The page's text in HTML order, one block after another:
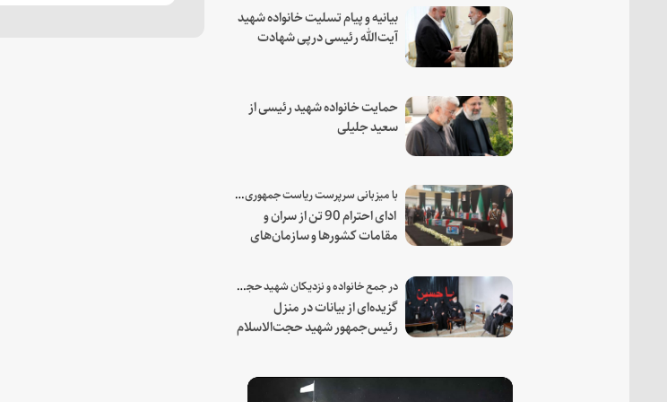
بیانیه و پیام تسلیت خانواده شهید
آیت‌الله رئیسی درپی شهادت
حمایت خانواده شهید رئیسی از
سعید جلیلی
با میزبانی سرپرست ریاست جمهوری صورت گرفت؛
ادای احترام 90 تن از سران و
مقامات کشورها و سازمان‌های
در جمع خانواده و نزدیکان شهید حجت‌الاسلام‌والمسلمین رئیسی:
گزیده‌ای از بیانات در منزل
رئیس‌جمهور شهید حجت‌الاسلام